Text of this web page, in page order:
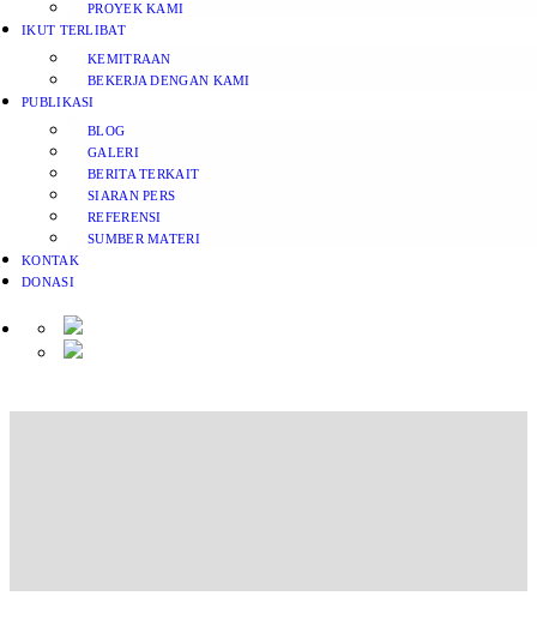
PROYEK KAMI
IKUT TERLIBAT
KEMITRAAN
BEKERJA DENGAN KAMI
PUBLIKASI
BLOG
GALERI
BERITA TERKAIT
SIARAN PERS
REFERENSI
SUMBER MATERI
KONTAK
DONASI